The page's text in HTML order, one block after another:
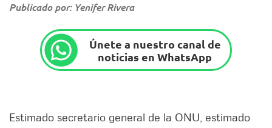
Publicado por: Yenifer Rivera
Únete a nuestro canal de
noticias en WhatsApp
Estimado secretario general de la ONU, estimado